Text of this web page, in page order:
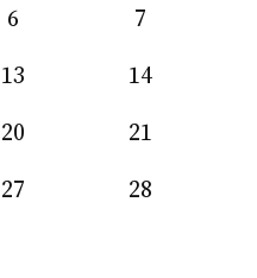
6 7
13 14
20 21
27 28